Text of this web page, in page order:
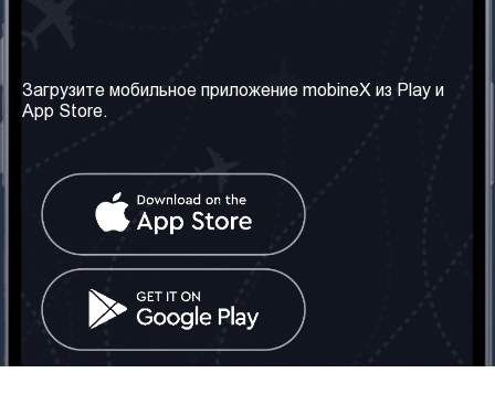
Наши сервисы
Правила и Условия
Часто задаваемые
вопросы
Контакт
Грузия: Тбилиси
Телефон: +442030340050
Email:info@mobinex.com
Социальные сети
Загрузите мобильное приложение mobineX из Play и
App Store.